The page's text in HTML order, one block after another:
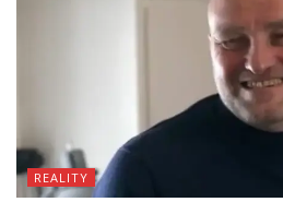
REALITY